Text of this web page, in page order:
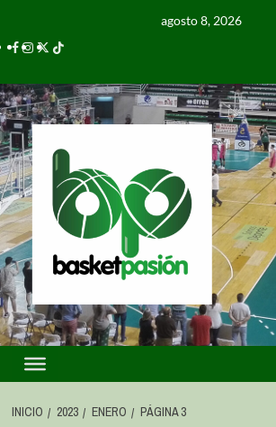
agosto 8, 2026
INICIO 2023 ENERO PÁGINA 3